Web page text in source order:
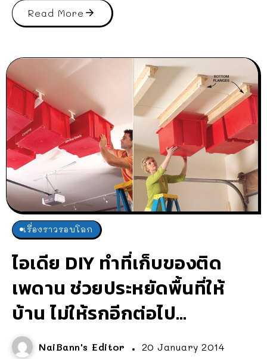
Read More
เรื่องราวรอบโลก
ไอเดีย DIY ทำที่เก็บของติด
เพดาน ช่วยประหยัดพื้นที่ให้
บ้าน ไม่ให้รกอีกต่อไป…
NaiBann's Editor 20 January 2014